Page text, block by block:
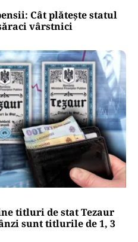
Cât plătește statul
vârstnici
titluri de stat Tezaur
sunt titlurile de 1, 3